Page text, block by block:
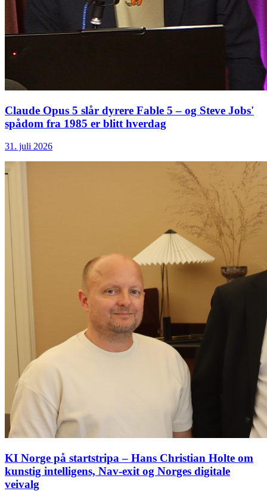
Claude Opus 5 slår dyrere Fable 5 – og Steve Jobs'
spådom fra 1985 er blitt hverdag
31. juli 2026
KI Norge på startstripa – Hans Christian Holte om
kunstig intelligens, Nav-exit og Norges digitale
veivalg